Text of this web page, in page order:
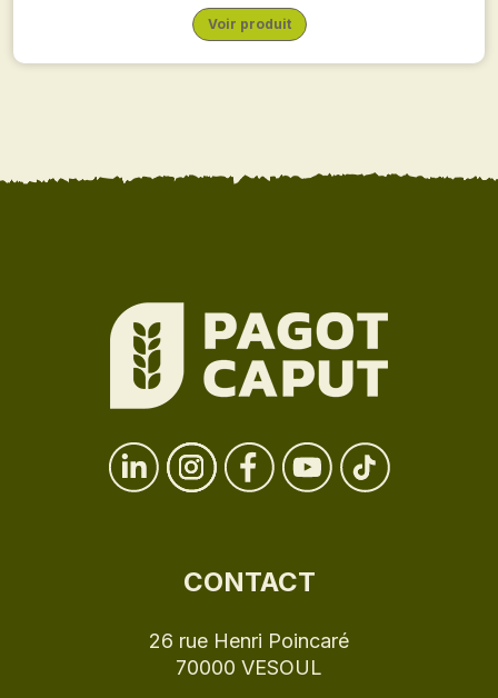
Voir produit
CONTACT
26 rue Henri Poincaré
70000 VESOUL